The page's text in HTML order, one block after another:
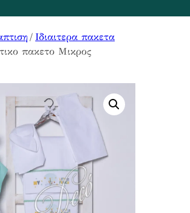
/ Ιδιαιτερα πακετα
πακετο Μικρος